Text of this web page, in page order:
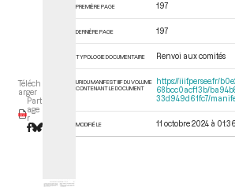
Téléch
arger
Part
age
r
M
d
PREMIÈRE PAGE 197
DERNIÈRE PAGE 197
TYPOLOGIE DOCUMENTAIRE Renvoi aux comités
URI DU MANIFEST IIIF DU VOLUME
CONTENANT LE DOCUMENT
https://iiif.persee.fr/
68bcc0acf13b/
33d949d61fc7/
MODIFIÉ LE 11 octobre 2024 à 01:36